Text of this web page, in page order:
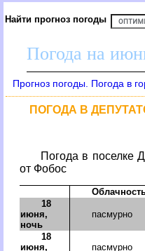
Найти прогноз погоды
Погода на
Прогноз погоды. Погода в
ПОГОДА В
Погода в поселке
от Фобос
18
июня,
ночь
пасмурно
18
июня,
пасмурно